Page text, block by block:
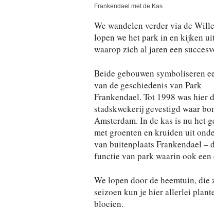
Frankendael met de Kas.
We wandelen verder via de
lopen we het park in en kijken
waarop zich al jaren een
Beide gebouwen symboliseren
van de geschiedenis van Park
Frankendael. Tot 1998 was hier
stadskwekerij gevestigd waar
Amsterdam. In de kas is nu het
met groenten en kruiden uit
van buitenplaats Frankendael –
functie van park waarin ook
We lopen door de heemtuin,
seizoen kun je hier allerlei
bloeien.